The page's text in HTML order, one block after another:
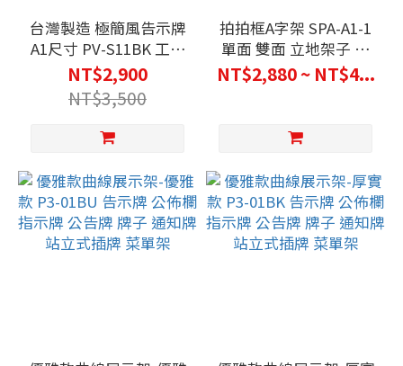
台灣製造 極簡風告示牌
A1尺寸 PV-S11BK 工業
風告示牌 黑色烤漆告示
牌 黑色指示牌 公告牌
標示牌 牌子
NT$2,900
NT$3,500
拍拍框A字架 SPA-A1-1
單面 雙面 立地架子 牌
子 公佈欄 A1告示牌尺
寸 可掀式鋁框海報A字
NT$2,880 ~ NT$4...